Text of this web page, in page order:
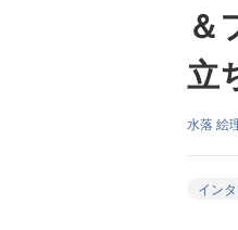
＆
立
水落 絵
イン